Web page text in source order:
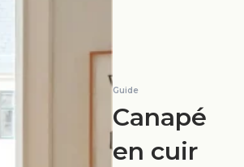
Guide
Canapé
en cuir